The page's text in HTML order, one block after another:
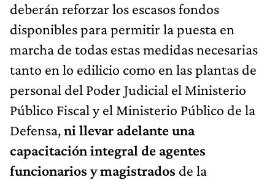
deberán reforzar los escasos fondos
disponibles para permitir la puesta en
marcha de todas estas medidas necesarias
tanto en lo edilicio como en las plantas de
personal del Poder Judicial el Ministerio
Público Fiscal y el Ministerio Público de la
Defensa,ni llevar adelante una
capacitación integral de agentes
funcionarios y magistrados de la